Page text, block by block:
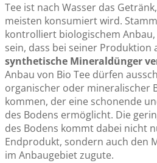
Tee ist nach Wasser das
meisten konsumiert wird.
kontrolliert biologischem
sein, dass bei seiner Produktion
synthetische Mineraldünger
Anbau von Bio Tee dürfen
organischer oder mineralischer
kommen, der eine schonende
des Bodens ermöglicht. Die
des Bodens kommt dabei nicht
Endprodukt, sondern auch den
im Anbaugebiet zugute.